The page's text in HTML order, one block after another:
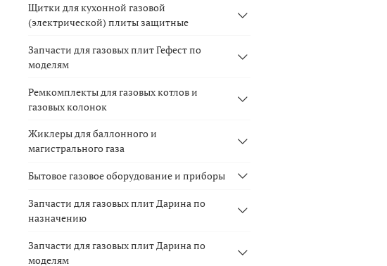
Щитки для кухонной газовой
(электрической) плиты защитные
Запчасти для газовых плит Гефест по
моделям
Ремкомплекты для газовых котлов и
газовых колонок
Жиклеры для баллонного и
магистрального газа
Бытовое газовое оборудование и приборы
Запчасти для газовых плит Дарина по
назначению
Запчасти для газовых плит Дарина по
моделям